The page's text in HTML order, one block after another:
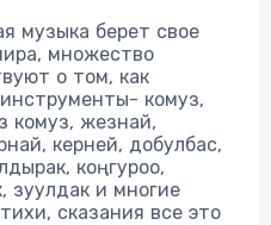
музыка берет свое
множество
о том, как
комуз,
комуз, жезнай,
керней, добулбас,
коңгуроо,
зуулдак и многие
сказания все это